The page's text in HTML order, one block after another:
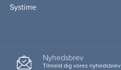
Systime
Nyhedsbrev
Tilmeld dig vores nyhedsbrev